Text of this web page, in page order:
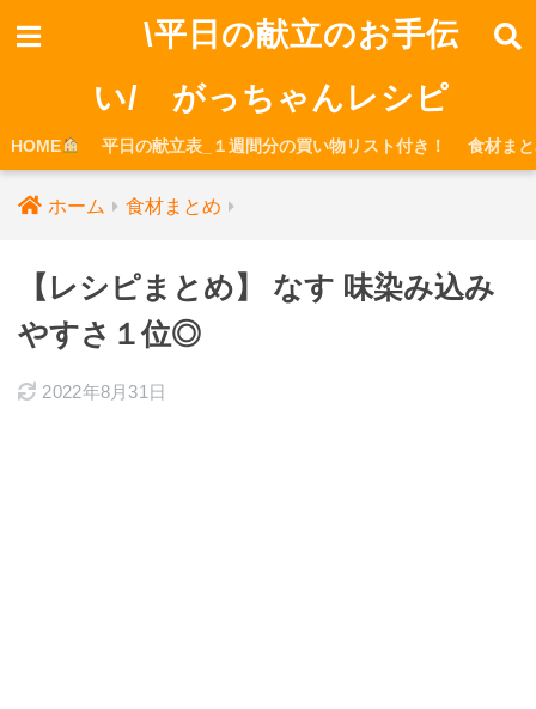
\平日の献立のお手伝
い/ がっちゃんレシピ
HOME 平日の献立表_１週間分の買い物リスト付き！ 食材ま
ホーム 食材まとめ
【レシピまとめ】 なす 味染み込み
やすさ１位◎
2022年8月31日